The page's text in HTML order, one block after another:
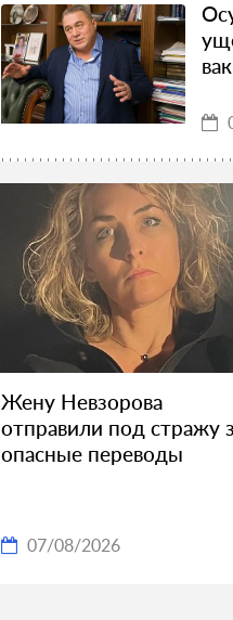
Жену Невзорова
отправили под стражу
опасные переводы
07/08/2026